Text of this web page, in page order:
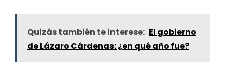
Quizás también te interese: El gobierno
de Lázaro Cárdenas: ¿en qué año fue?